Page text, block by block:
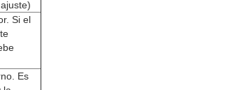
Si el
Es